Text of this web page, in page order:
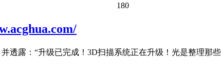
180
透露：“升级已完成！3D扫描系统正在升级！光是整理